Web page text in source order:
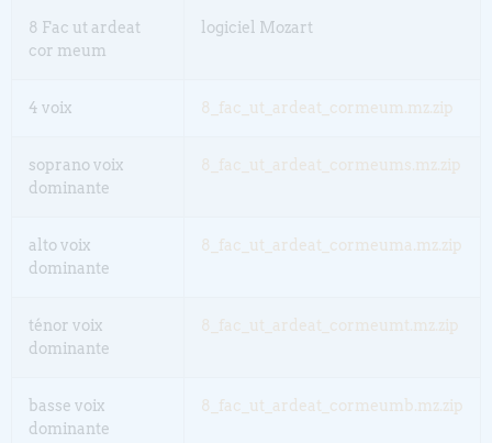
8 Fac ut ardeat
cor meum
logiciel Mozart
4 voix 8_fac_ut_ardeat_cormeum.mz.zip
soprano voix
dominante
8_fac_ut_ardeat_cormeums.mz.zip
alto voix
dominante
8_fac_ut_ardeat_cormeuma.mz.zip
ténor voix
dominante
8_fac_ut_ardeat_cormeumt.mz.zip
basse voix
dominante
8_fac_ut_ardeat_cormeumb.mz.zip